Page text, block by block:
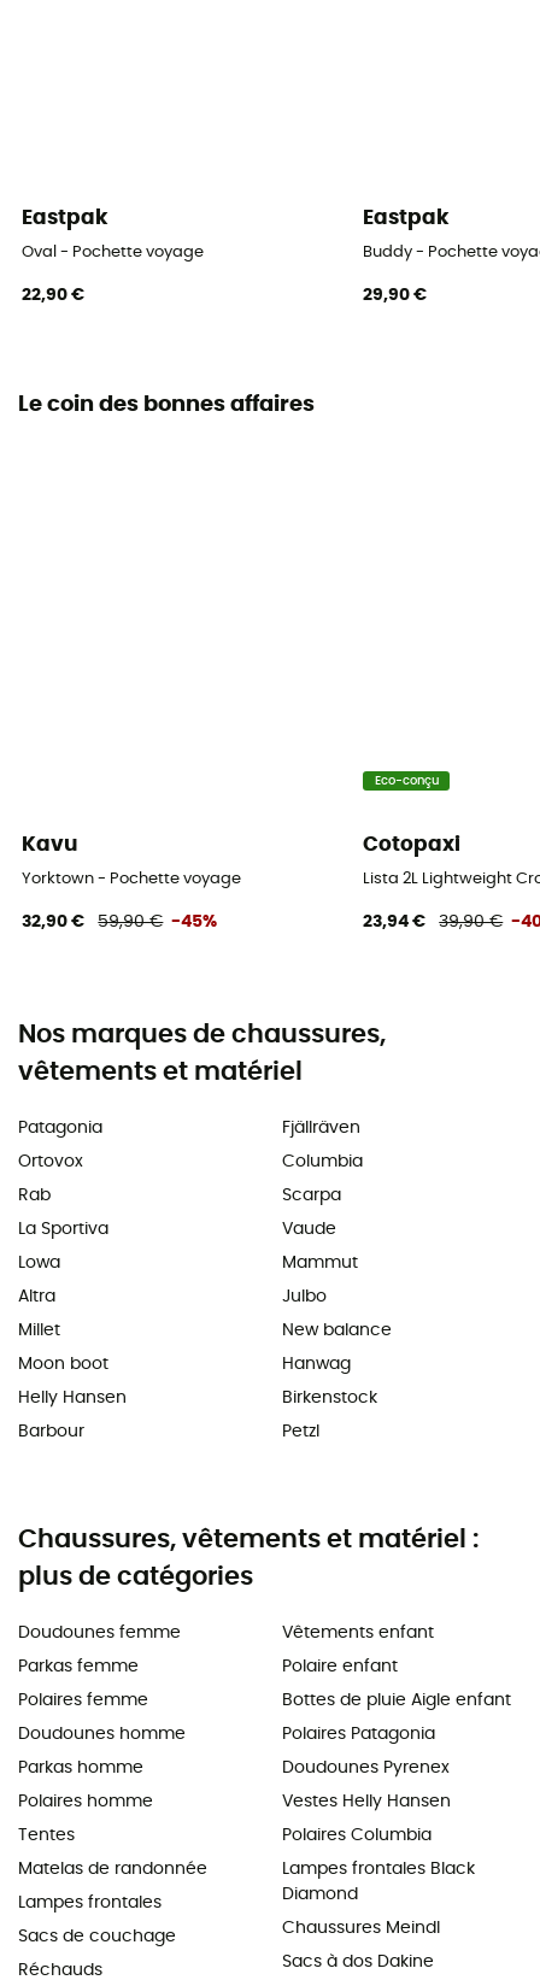
Eastpak
Oval - Pochette voyage
22,90 €
Eastpak
Buddy - Pochette
29,90 €
Le coin des bonnes affaires
Kavu
Yorktown - Pochette voyage
32,90 € 59,90 € -45%
Eco-conçu
Cotopaxi
Lista 2L Lightweight
23,94 € 39,90 € -
Nos marques de chaussures,
vêtements et matériel
Patagonia
Ortovox
Rab
La Sportiva
Lowa
Altra
Millet
Moon boot
Helly Hansen
Barbour
Fjällräven
Columbia
Scarpa
Vaude
Mammut
Julbo
New balance
Hanwag
Birkenstock
Petzl
Chaussures, vêtements et matériel :
plus de catégories
Doudounes femme
Parkas femme
Polaires femme
Doudounes homme
Parkas homme
Polaires homme
Tentes
Matelas de randonnée
Lampes frontales
Sacs de couchage
Réchauds
Vêtements enfant
Polaire enfant
Bottes de pluie Aigle enfant
Polaires Patagonia
Doudounes Pyrenex
Vestes Helly Hansen
Polaires Columbia
Lampes frontales Black
Diamond
Chaussures Meindl
Sacs à dos Dakine